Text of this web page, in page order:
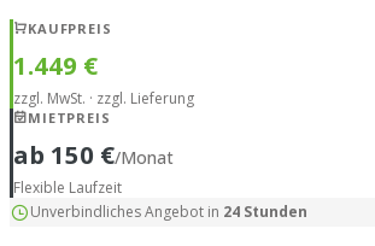
KAUFPREIS
1.449 €
zzgl. MwSt. · zzgl. Lieferung
MIETPREIS
ab 150 €/Monat
Flexible Laufzeit
Unverbindliches Angebot in 24 Stunden